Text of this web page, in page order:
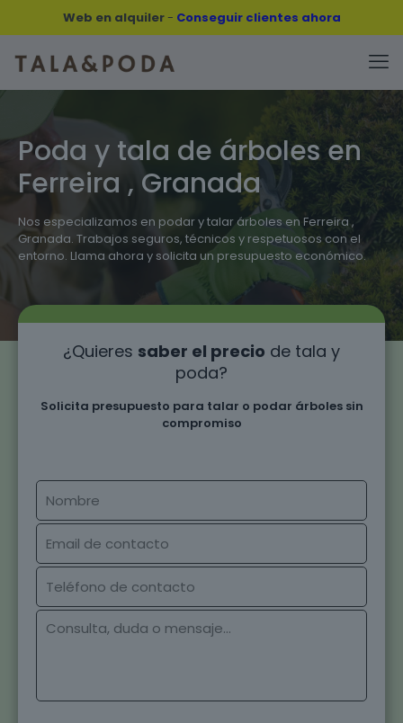
Web en alquiler- Conseguir clientes ahora
Poda y tala de árboles en
Ferreira , Granada
Nos especializamos en podar y talar árboles en Ferreira ,
Granada. Trabajos seguros, técnicos y respetuosos con el
entorno. Llama ahora y solicita un presupuesto económico.
¿Quieres saber el precio de tala y
poda?
Solicita presupuesto para talar o podar árboles sin
compromiso